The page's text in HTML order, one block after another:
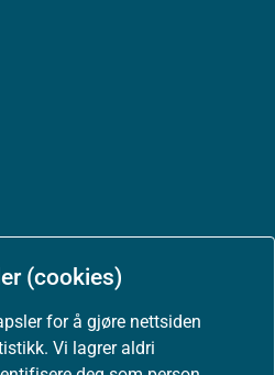
(cookies)
for å gjøre nettsiden
Vi lagrer aldri